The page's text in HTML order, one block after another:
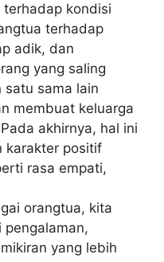
kondisi
terhadap
adik, dan
yang saling
sama lain
membuat keluarga
akhirnya, hal ini
karakter positif
rasa empati,
orangtua, kita
pengalaman,
yang lebih